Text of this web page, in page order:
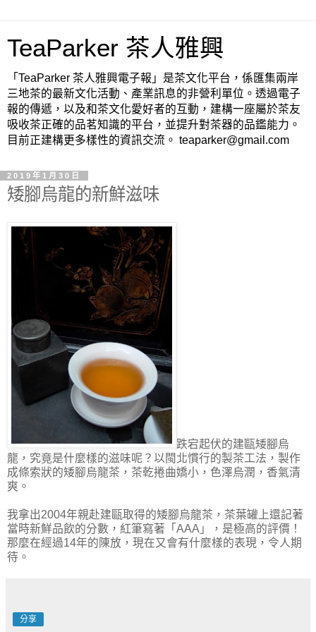
TeaParker 茶人雅興
「TeaParker 茶人雅興電子報」是茶文化平台，係匯集兩岸
三地茶的最新文化活動、產業訊息的非營利單位。透過電子
報的傳遞，以及和茶文化愛好者的互動，建構一座屬於茶友
吸收茶正確的品茗知識的平台，並提升對茶器的品鑑能力。
目前正建構更多樣性的資訊交流。 teaparker@gmail.com
2019年1月30日
矮腳烏龍的新鮮滋味
跌宕起伏的建甌矮腳烏
龍，究竟是什麼樣的滋味呢？以閩北慣行的製茶工法，製作
成條索狀的矮腳烏龍茶，茶乾捲曲嬌小，色澤烏潤，香氣清
爽。
我拿出2004年親赴建甌取得的矮腳烏龍茶，茶葉罐上還記著
當時新鮮品飲的分數，紅筆寫著「AAA」，是極高的評價！
那麼在經過14年的陳放，現在又會有什麼樣的表現，令人期
待。
分享